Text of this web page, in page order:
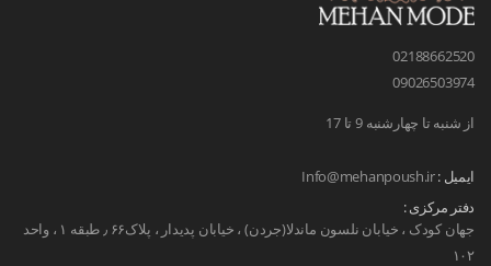
02188662520
09026503974
از شنبه تا چهارشنبه 9 تا 17
ایمیل :Info@mehanpoush.ir
دفتر مرکزی :
جهان کودک ، خیابان نلسون ماندلا(جردن) ، خیابان پدیدار ، پلاک۶۶ ٫ طبقه ۱ ، واحد
۱۰۲